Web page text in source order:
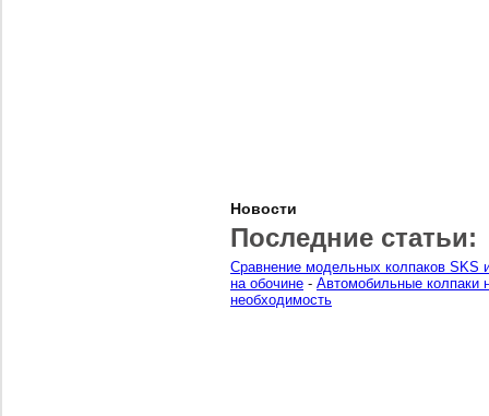
Новости
Последние статьи:
Сравнение модельных колпаков SKS
на обочине - Автомобильные колпаки
необходимость